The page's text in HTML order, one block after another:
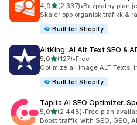
4,9na 5 gwiazdek
(2 337)
Łączna liczba recenzji: 2337
•Bezpłatny plan
Skaler opp organisk trafikk &
Built for Shopify
AltKing: AI Alt Text SEO &
5,0na 5 gwiazdek
(127)
Łączna liczba recenzji: 127
•Free
Optimize all image ALT Texts,
Built for Shopify
Tapita AI SEO Optimizer,
5,0na 5 gwiazdek
(2 448)
Łączna liczba recenzji: 2448
•Free plan
Boost traffic with SEO, GEO,